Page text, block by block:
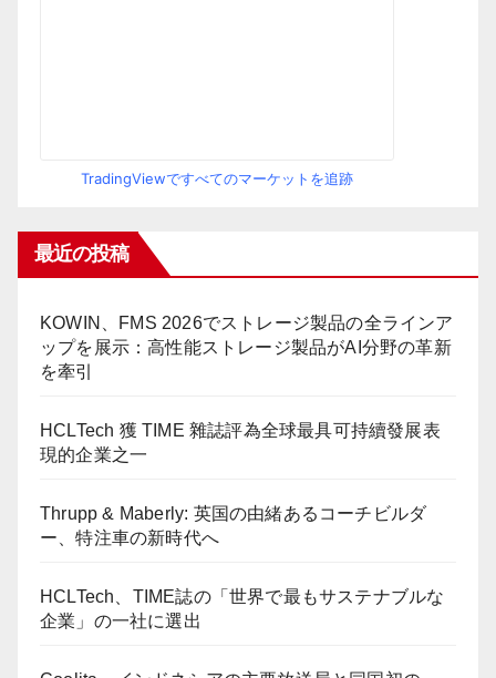
TradingViewですべてのマーケットを追跡
最近の投稿
KOWIN、FMS 2026でストレージ製品の全ラインア
ップを展示：高性能ストレージ製品がAI分野の革新
を牽引
HCLTech 獲 TIME 雜誌評為全球最具可持續發展表
現的企業之一
Thrupp & Maberly: 英国の由緒あるコーチビルダ
ー、特注車の新時代へ
HCLTech、TIME誌の「世界で最もサステナブルな
企業」の一社に選出